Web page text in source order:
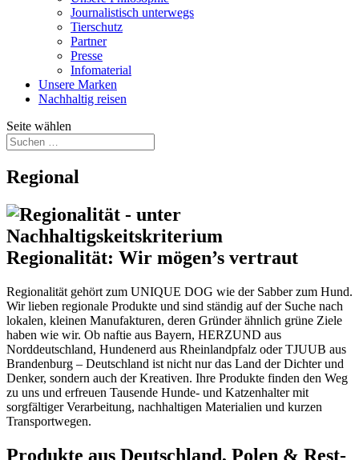
Journalistisch unterwegs
Tierschutz
Partner
Presse
Infomaterial
Unsere Marken
Nachhaltig reisen
Seite wählen
Regional
Regionalität: Wir mögen’s vertraut
Regionalität gehört zum UNIQUE DOG wie der Sabber zum Hund.
Wir lieben regionale Produkte und sind ständig auf der Suche nach
lokalen, kleinen Manufakturen, deren Gründer ähnlich grüne Ziele
haben wie wir. Ob naftie aus Bayern, HERZUND aus
Norddeutschland, Hundenerd aus Rheinlandpfalz oder TJUUB aus
Brandenburg – Deutschland ist nicht nur das Land der Dichter und
Denker, sondern auch der Kreativen. Ihre Produkte finden den Weg
zu uns und erfreuen Tausende Hunde- und Katzenhalter mit
sorgfältiger Verarbeitung, nachhaltigen Materialien und kurzen
Transportwegen.
Produkte aus Deutschland, Polen & Rest-